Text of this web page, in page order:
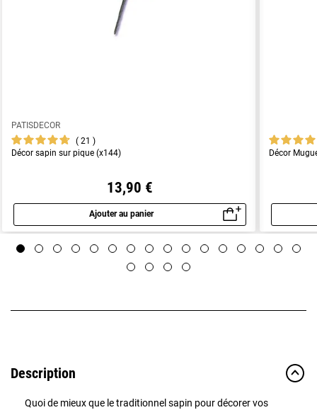
PATISDECOR
21
Décor sapin sur pique (x144)
13,90 €
Ajouter au panier
Aperçu rapide
Décor
Description
Quoi de mieux que le traditionnel sapin pour décorer vos